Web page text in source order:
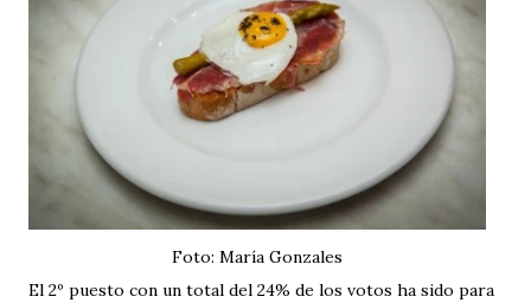
Foto: María Gonzales
El 2º puesto con un total del 24% de los votos ha sido para